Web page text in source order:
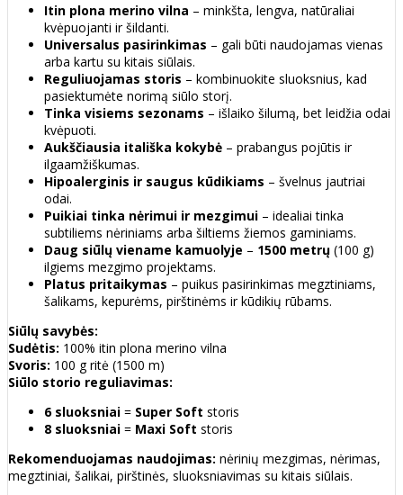
Itin plona merino vilna – minkšta, lengva, natūraliai
kvėpuojanti ir šildanti.
Universalus pasirinkimas – gali būti naudojamas vienas
arba kartu su kitais siūlais.
Reguliuojamas storis – kombinuokite sluoksnius, kad
pasiektumėte norimą siūlo storį.
Tinka visiems sezonams – išlaiko šilumą, bet leidžia odai
kvėpuoti.
Aukščiausia itališka kokybė – prabangus pojūtis ir
ilgaamžiškumas.
Hipoalerginis ir saugus kūdikiams – švelnus jautriai
odai.
Puikiai tinka nėrimui ir mezgimui – idealiai tinka
subtiliems nėriniams arba šiltiems žiemos gaminiams.
Daug siūlų viename kamuolyje – 1500 metrų (100 g)
ilgiems mezgimo projektams.
Platus pritaikymas – puikus pasirinkimas megztiniams,
šalikams, kepurėms, pirštinėms ir kūdikių rūbams.
Siūlų savybės:
Sudėtis: 100% itin plona merino vilna
Svoris: 100 g ritė (1500 m)
Siūlo storio reguliavimas:
6 sluoksniai = Super Soft storis
8 sluoksniai = Maxi Soft storis
Rekomenduojamas naudojimas: nėrinių mezgimas, nėrimas,
megztiniai, šalikai, pirštinės, sluoksniavimas su kitais siūlais.